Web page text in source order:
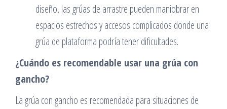
diseño, las grúas de arrastre pueden maniobrar en
espacios estrechos y accesos complicados donde una
grúa de plataforma podría tener dificultades.
¿Cuándo es recomendable usar una grúa con
gancho?
La grúa con gancho es recomendada para situaciones de